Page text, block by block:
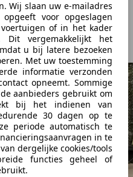
Wij slaan uw e-mailadres
voor opgeslagen
of in het kader
Dit vergemakkelijkt het
u bij latere bezoeken
Met uw toestemming
informatie verzonden
opneemt. Sommige
aanbieders gebruikt om
bij het indienen van
30 dagen op te
periode automatisch te
in te
dergelijke cookies/tools
functies geheel of
terwijl de versie met
kost. Dat plaatst hem
dan zijn neef, bij